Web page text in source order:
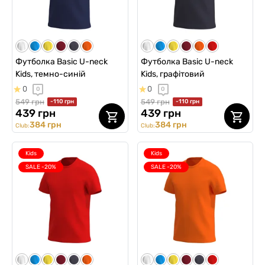
Футболка Basic U-neck
Kids, темно-синій
0 0
549 грн -110 грн
439 грн
Club:384 грн
Футболка Basic U-neck
Kids, графітовий
0 0
549 грн -110 грн
439 грн
Club:384 грн
Kids
SALE -20%
Kids
SALE -20%